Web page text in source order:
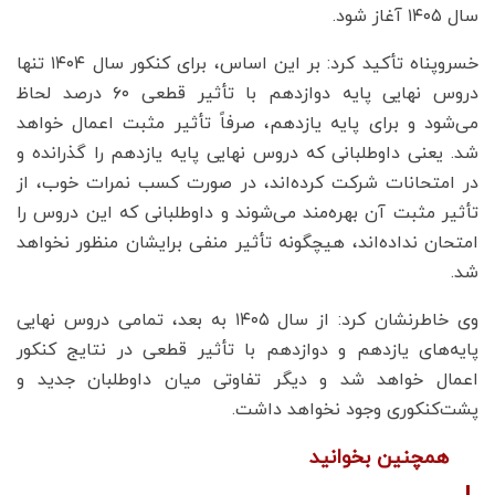
سال ۱۴۰۵ آغاز شود.
خسروپناه تأکید کرد: بر این اساس، برای کنکور سال ۱۴۰۴ تنها
دروس نهایی پایه دوازدهم با تأثیر قطعی ۶۰ درصد لحاظ
می‌شود و برای پایه یازدهم، صرفاً تأثیر مثبت اعمال خواهد
شد. یعنی داوطلبانی که دروس نهایی پایه یازدهم را گذرانده و
در امتحانات شرکت کرده‌اند، در صورت کسب نمرات خوب، از
تأثیر مثبت آن بهره‌مند می‌شوند و داوطلبانی که این دروس را
امتحان نداده‌اند، هیچگونه تأثیر منفی برایشان منظور نخواهد
شد.
وی خاطرنشان کرد: از سال ۱۴۰۵ به بعد، تمامی دروس نهایی
پایه‌های یازدهم و دوازدهم با تأثیر قطعی در نتایج کنکور
اعمال خواهد شد و دیگر تفاوتی میان داوطلبان جدید و
پشت‌کنکوری وجود نخواهد داشت.
همچنین بخوانید